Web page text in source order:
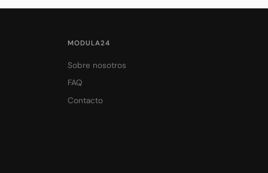
MODULA24
Sobre nosotros
FAQ
Contacto